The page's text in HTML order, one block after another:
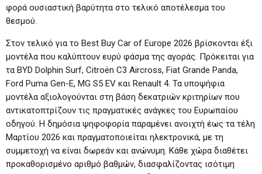
φορά ουσιαστική βαρύτητα στο τελικό αποτέλεσμα του
θεσμού.
Στον τελικό για το Best Buy Car of Europe 2026 βρίσκονται έξι
μοντέλα που καλύπτουν ευρύ φάσμα της αγοράς. Πρόκειται για
τα BYD Dolphin Surf, Citroën C3 Aircross, Fiat Grande Panda,
Ford Puma Gen-E, MG S5 EV και Renault 4. Τα υποψήφια
μοντέλα αξιολογούνται στη βάση δεκατριών κριτηρίων που
αντικατοπτρίζουν τις πραγματικές ανάγκες του Ευρωπαίου
οδηγού. Η δημόσια ψηφοφορία παραμένει ανοιχτή έως τα τέλη
Μαρτίου 2026 και πραγματοποιείται ηλεκτρονικά, με τη
συμμετοχή να είναι δωρεάν και ανώνυμη. Κάθε χώρα διαθέτει
προκαθορισμένο αριθμό βαθμών, διασφαλίζοντας ισότιμη